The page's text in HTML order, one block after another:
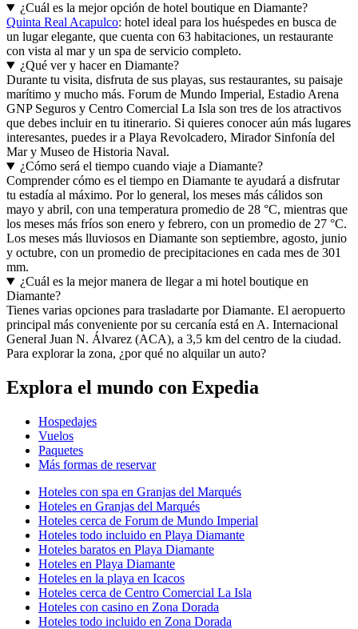
¿Cuál es la mejor opción de hotel boutique en Diamante?
Quinta Real Acapulco: hotel ideal para los huéspedes en busca de
un lugar elegante, que cuenta con 63 habitaciones, un restaurante
con vista al mar y un spa de servicio completo.
¿Qué ver y hacer en Diamante?
Durante tu visita, disfruta de sus playas, sus restaurantes, su paisaje
marítimo y mucho más. Forum de Mundo Imperial, Estadio Arena
GNP Seguros y Centro Comercial La Isla son tres de los atractivos
que debes incluir en tu itinerario. Si quieres conocer aún más lugares
interesantes, puedes ir a Playa Revolcadero, Mirador Sinfonía del
Mar y Museo de Historia Naval.
¿Cómo será el tiempo cuando viaje a Diamante?
Comprender cómo es el tiempo en Diamante te ayudará a disfrutar
tu estadía al máximo. Por lo general, los meses más cálidos son
mayo y abril, con una temperatura promedio de 28 °C, mientras que
los meses más fríos son enero y febrero, con un promedio de 27 °C.
Los meses más lluviosos en Diamante son septiembre, agosto, junio
y octubre, con un promedio de precipitaciones en cada mes de 301
mm.
¿Cuál es la mejor manera de llegar a mi hotel boutique en
Diamante?
Tienes varias opciones para trasladarte por Diamante. El aeropuerto
principal más conveniente por su cercanía está en A. Internacional
General Juan N. Álvarez (ACA), a 3,5 km del centro de la ciudad.
Para explorar la zona, ¿por qué no alquilar un auto?
Explora el mundo con Expedia
Hospedajes
Vuelos
Paquetes
Más formas de reservar
Hoteles con spa en Granjas del Marqués
Hoteles en Granjas del Marqués
Hoteles cerca de Forum de Mundo Imperial
Hoteles todo incluido en Playa Diamante
Hoteles baratos en Playa Diamante
Hoteles en Playa Diamante
Hoteles en la playa en Icacos
Hoteles cerca de Centro Comercial La Isla
Hoteles con casino en Zona Dorada
Hoteles todo incluido en Zona Dorada